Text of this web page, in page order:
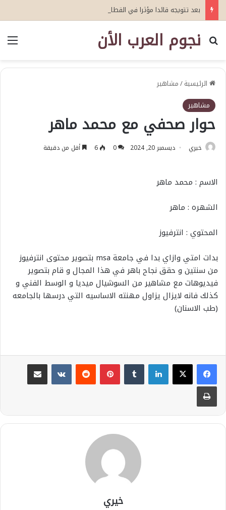
نجوم العرب الأن
بحث عن
الرئيسية/مشاهير
مشاهير
حوار صحفي مع محمد ماهر
خيري ديسمبر 20, 2024 0
6 أقل من دقيقة
الاسم : محمد ماهر
الشهره : ماهر
المحتوي : انترفيوز
بدات امتي وازاي بدا في جامعة msa بتصوير محتوى انترفيوز
من سنتين و حقق نجاح باهر في هذا المجال و قام بتصوير
فيديوهات مع مشاهير من السوشيال ميديا و الوسط الفني و
كذلك فانه لايزال يزاول مهنته الاساسيه التي درسها بالجامعه
(طب الاسنان)
لينكدإن بينتيريست
مشاركة عبر البريد
طباعة
خيري